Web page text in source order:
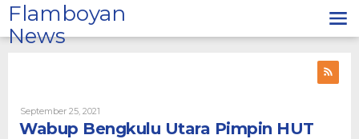
Lewati
ke
konten
Flamboyan
News
September 25, 2021
Bintang2345
Wabup Bengkulu Utara Pimpin HUT